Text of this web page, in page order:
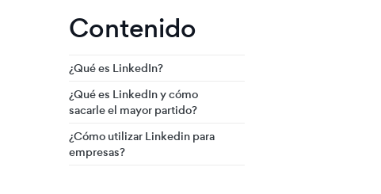
Contenido
¿Qué es LinkedIn?
¿Qué es LinkedIn y cómo
sacarle el mayor partido?
¿Cómo utilizar Linkedin para
empresas?